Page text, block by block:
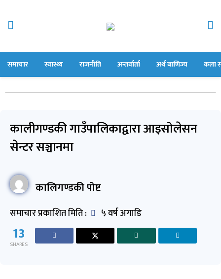
समाचार स्वास्थ्य राजनीति अन्तर्वार्ता अर्थ बाणिज्य कला
कालीगण्डकी गाउँपालिकाद्वारा आइसोलेसन
सेन्टर सञ्चानमा
कालिगण्डकी पोष्ट
समाचार प्रकाशित मिति : ५ वर्ष अगाडि
13
SHARES